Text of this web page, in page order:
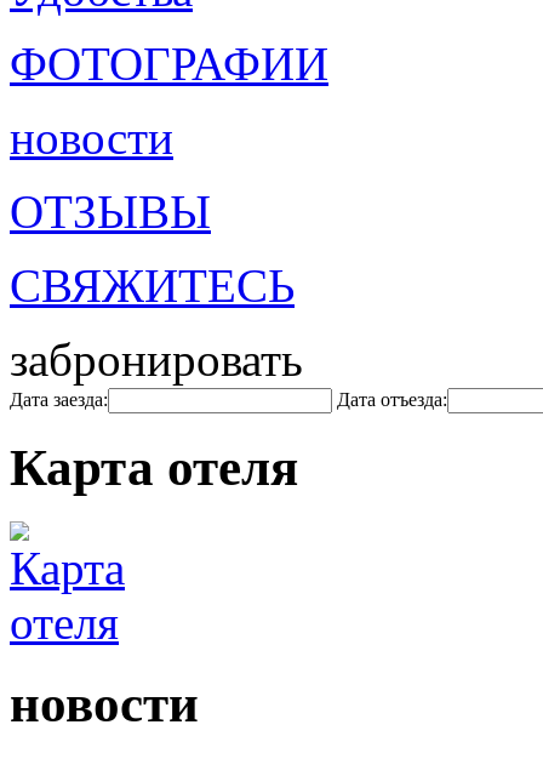
ФОТОГРАФИИ
новости
ОТЗЫВЫ
СВЯЖИТЕСЬ
забронировать
Дата заезда: Дата отъезда:
Карта отеля
новости